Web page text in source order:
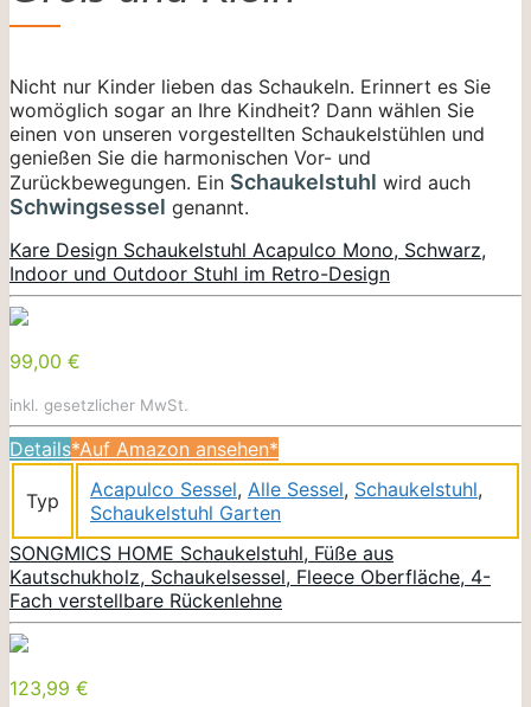
Nicht nur Kinder lieben das Schaukeln. Erinnert es Sie
womöglich sogar an Ihre Kindheit? Dann wählen Sie
einen von unseren vorgestellten Schaukelstühlen und
genießen Sie die harmonischen Vor- und
Zurückbewegungen. Ein Schaukelstuhl wird auch
Schwingsessel genannt.
Kare Design Schaukelstuhl Acapulco Mono, Schwarz,
Indoor und Outdoor Stuhl im Retro-Design
99,00 €
inkl. gesetzlicher MwSt.
Details*Auf Amazon ansehen*
Typ Acapulco Sessel, Alle Sessel, Schaukelstuhl,
Schaukelstuhl Garten
SONGMICS HOME Schaukelstuhl, Füße aus
Kautschukholz, Schaukelsessel, Fleece Oberfläche, 4-
Fach verstellbare Rückenlehne
123,99 €